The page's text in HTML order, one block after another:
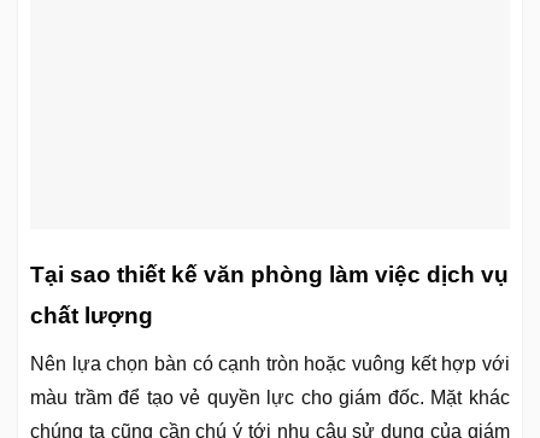
Tại sao thiết kế văn phòng làm việc dịch vụ
chất lượng
Nên lựa chọn bàn có cạnh tròn hoặc vuông kết hợp với
màu trầm để tạo vẻ quyền lực cho giám đốc. Mặt khác
chúng ta cũng cần chú ý tới nhu câu sử dụng của giám